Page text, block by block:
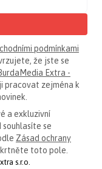
podmínkami
že jste se
Extra -
pracovat zejména k
a exkluzivní
se
Zásad ochrany
toto pole.
s.r.o.